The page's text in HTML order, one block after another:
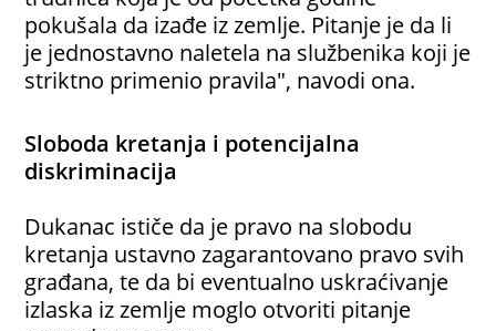
pokušala da izađe iz zemlje. Pitanje je da li
je jednostavno naletela na službenika koji je
striktno primenio pravila", navodi ona.
Sloboda kretanja i potencijalna
diskriminacija
Dukanac ističe da je pravo na slobodu
kretanja ustavno zagarantovano pravo svih
građana, te da bi eventualno uskraćivanje
izlaska iz zemlje moglo otvoriti pitanje